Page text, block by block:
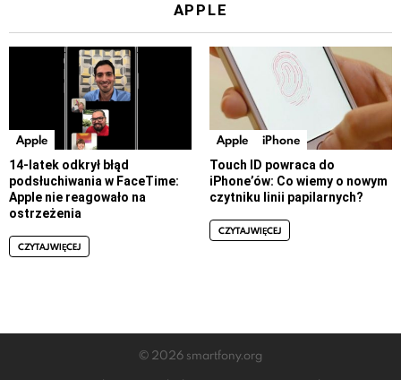
APPLE
Apple
14-latek odkrył błąd
podsłuchiwania w FaceTime:
Apple nie reagowało na
ostrzeżenia
CZYTAJ WIĘCEJ
Apple iPhone
Touch ID powraca do
iPhone’ów: Co wiemy o nowym
czytniku linii papilarnych?
CZYTAJ WIĘCEJ
© 2026 smartfony.org